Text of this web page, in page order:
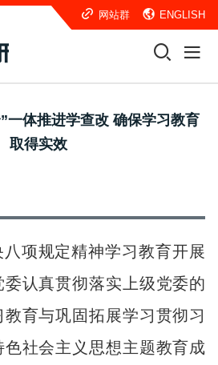
网站群 ENGLISH
一体推进学查改 确保学习教育
取得实效
项规定精神学习教育开展
委认真贯彻落实上级党委的
育与巩固拓展学习贯彻习
社会主义思想主题教育成